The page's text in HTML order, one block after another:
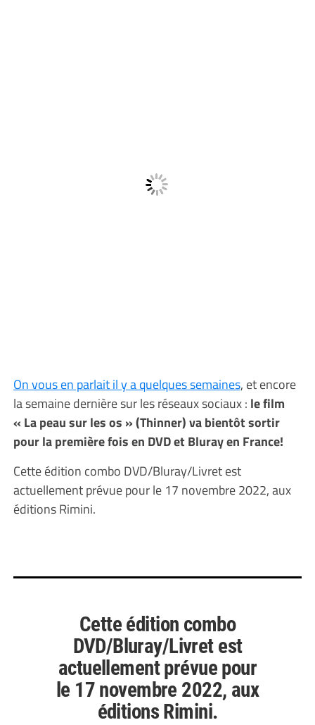
On vous en parlait il y a quelques semaines, et encore
la semaine dernière sur les réseaux sociaux : le film
« La peau sur les os » (Thinner) va bientôt sortir
pour la première fois en DVD et Bluray en France!
Cette édition combo DVD/Bluray/Livret est
actuellement prévue pour le 17 novembre 2022, aux
éditions Rimini.
Cette édition combo
DVD/Bluray/Livret est
actuellement prévue pour
le 17 novembre 2022, aux
éditions Rimini.